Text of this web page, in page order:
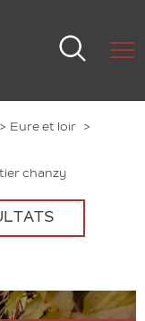
Eure et loir
chanzy